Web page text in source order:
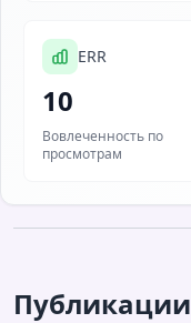
ERR
10
Вовлеченность по
просмотрам